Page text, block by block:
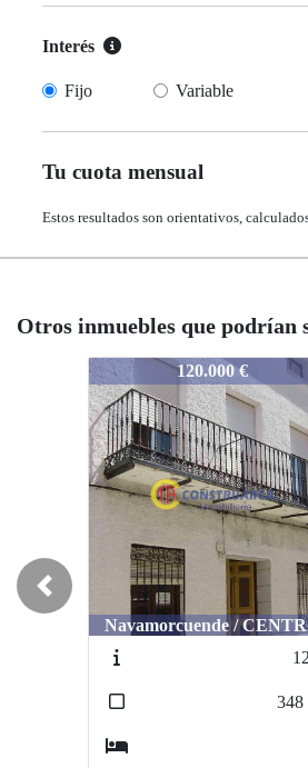
Interés
Fijo Variable
Tu cuota mensual
Estos resultados son orientativos,
Otros inmuebles que podrían
2326
60.000 €
Aldeanueva de
CENTRO
188
Previous